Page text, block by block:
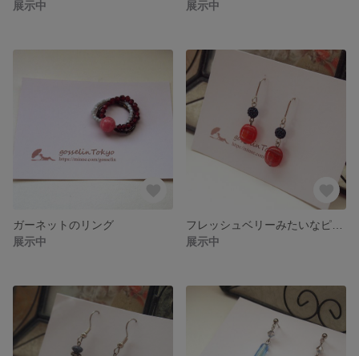
展示中
展示中
ガーネットのリング
展示中
展示中